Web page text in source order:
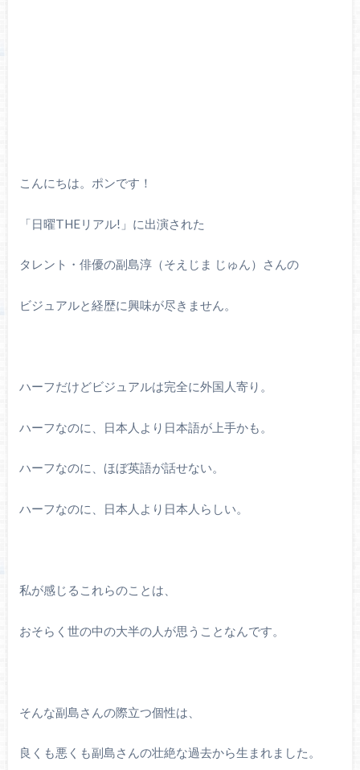
こんにちは。ポンです！
「日曜THEリアル!」に出演された
タレント・俳優の副島淳（そえじま じゅん）さんの
ビジュアルと経歴に興味が尽きません。
ハーフだけどビジュアルは完全に外国人寄り。
ハーフなのに、日本人より日本語が上手かも。
ハーフなのに、ほぼ英語が話せない。
ハーフなのに、日本人より日本人らしい。
私が感じるこれらのことは、
おそらく世の中の大半の人が思うことなんです。
そんな副島さんの際立つ個性は、
良くも悪くも副島さんの壮絶な過去から生まれました。